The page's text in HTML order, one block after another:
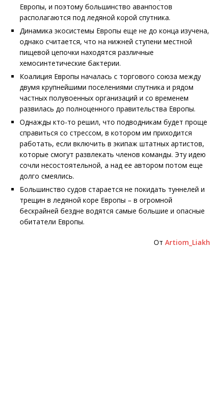
Европы, и поэтому большинство аванпостов
располагаются под ледяной корой спутника.
Динамика экосистемы Европы еще не до конца изучена,
однако считается, что на нижней ступени местной
пищевой цепочки находятся различные
хемосинтетические бактерии.
Коалиция Европы началась с торгового союза между
двумя крупнейшими поселениями спутника и рядом
частных полувоенных организаций и со временем
развилась до полноценного правительства Европы.
Однажды кто-то решил, что подводникам будет проще
справиться со стрессом, в котором им приходится
работать, если включить в экипаж штатных артистов,
которые смогут развлекать членов команды. Эту идею
сочли несостоятельной, а над ее автором потом еще
долго смеялись.
Большинство судов старается не покидать туннелей и
трещин в ледяной коре Европы – в огромной
бескрайней бездне водятся самые большие и опасные
обитатели Европы.
От Artiom_Liakh